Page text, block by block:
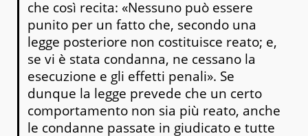
che così recita: «Nessuno può essere
punito per un fatto che, secondo una
legge posteriore non costituisce reato; e,
se vi è stata condanna, ne cessano la
esecuzione e gli effetti penali». Se
dunque la legge prevede che un certo
comportamento non sia più reato, anche
le condanne passate in giudicato e tutte